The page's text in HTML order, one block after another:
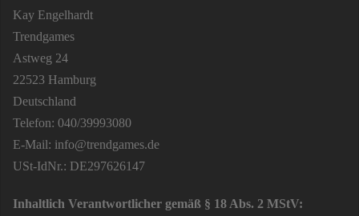
Kay Engelhardt
Trendgames
Astweg 24
22523 Hamburg
Deutschland
Telefon: 040/39993080
E-Mail: info@trendgames.de
USt-IdNr.: DE297626147
Inhaltlich Verantwortlicher gemäß § 18 Abs. 2 MStV: